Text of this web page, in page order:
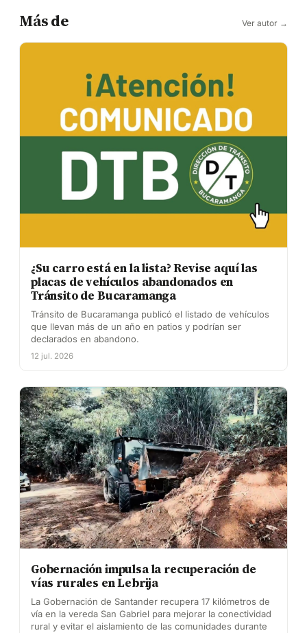
Más de Ver autor →
¿Su carro está en la lista? Revise aquí las
placas de vehículos abandonados en
Tránsito de Bucaramanga
Tránsito de Bucaramanga publicó el listado de vehículos
que llevan más de un año en patios y podrían ser
declarados en abandono.
12 jul. 2026
Gobernación impulsa la recuperación de
vías rurales en Lebrija
La Gobernación de Santander recupera 17 kilómetros de
vía en la vereda San Gabriel para mejorar la conectividad
rural y evitar el aislamiento de las comunidades durante